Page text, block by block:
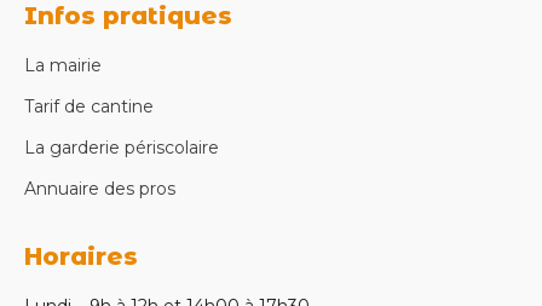
Infos pratiques
La mairie
Tarif de cantine
La garderie périscolaire
Annuaire des pros
Horaires